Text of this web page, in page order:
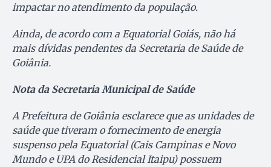
impactar no atendimento da população.
Ainda, de acordo com a Equatorial Goiás, não há
mais dívidas pendentes da Secretaria de Saúde de
Goiânia.
Nota da Secretaria Municipal de Saúde
A Prefeitura de Goiânia esclarece que as unidades de
saúde que tiveram o fornecimento de energia
suspenso pela Equatorial (Cais Campinas e Novo
Mundo e UPA do Residencial Itaipu) possuem